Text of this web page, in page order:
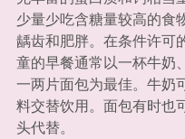
少量少吃含糖量较高的食
龋齿和肥胖。在条件许可
童的早餐通常以一杯牛奶
一两片面包为最佳。牛奶
料交替饮用。面包有时也
头代替。